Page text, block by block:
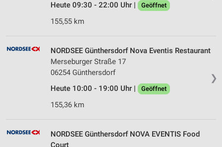
Heute 09:30 - 22:00 Uhr |
Geöffnet
155,55 km
❯
NORDSEE Günthersdorf Nova Eventis Restaurant
Merseburger Straße 17
06254 Günthersdorf
Heute 10:00 - 19:00 Uhr |
Geöffnet
155,36 km
NORDSEE Günthersdorf NOVA EVENTIS Food